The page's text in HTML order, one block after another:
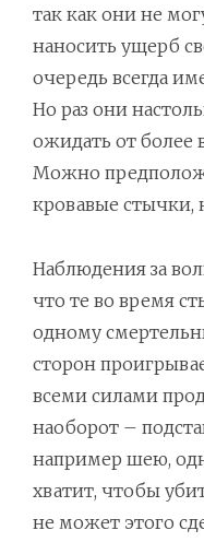
так как они не
наносить ущерб
очередь всегда
Но раз они
ожидать от более
Можно
кровавые стычки,
Наблюдения за
что те во время
одному
сторон
всеми силами
наоборот –
например шею,
хватит, чтобы
не может этого